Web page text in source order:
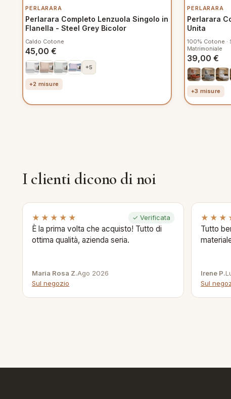
PERLARARA
Perlarara Completo Lenzuola Singolo in
Flanella - Steel Grey Bicolor
Caldo Cotone
45,00 €
+5
+2 misure
PERLARARA
Perlarara
Unita
100% Cotone ·
Matrimoniale
39,00 €
+3 misure
I clienti dicono di noi
★★★★★ ✓ Verificata
È la prima volta che acquisto! Tutto di
ottima qualità, azienda seria.
Maria Rosa Z.Ago 2026
Sul negozio
Tutto
Irene P.
Sul